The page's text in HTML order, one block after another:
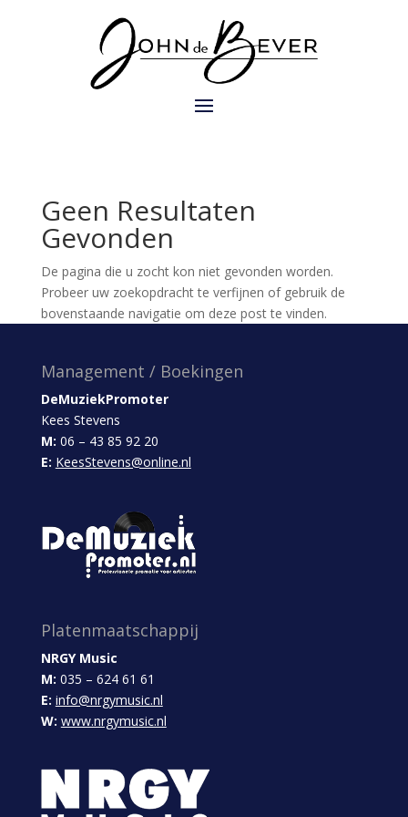
Geen Resultaten
Gevonden
De pagina die u zocht kon niet gevonden worden.
Probeer uw zoekopdracht te verfijnen of gebruik de
bovenstaande navigatie om deze post te vinden.
Management / Boekingen
DeMuziekPromoter
Kees Stevens
M: 06 – 43 85 92 20
E: KeesStevens@online.nl
Platenmaatschappij
NRGY Music
M: 035 – 624 61 61
E: info@nrgymusic.nl
W: www.nrgymusic.nl